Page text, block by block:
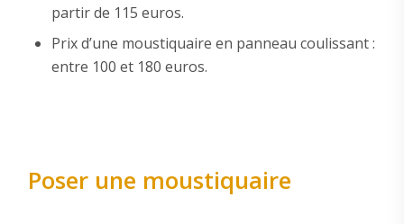
partir de 115 euros.
Prix d’une moustiquaire en panneau coulissant :
entre 100 et 180 euros.
Poser une moustiquaire